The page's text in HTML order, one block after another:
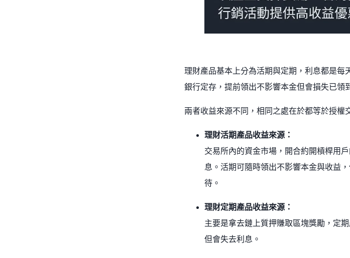
理財產品基本上分為活期與定期，利息都是每
銀行定存，提前領出不影響本金但會損失已領
兩者收益來源不同，相同之處在於都等於授權
理財活期產品收益來源：
交易所內的資金市場，開合約開槓桿用
息。活期可隨時領出不影響本金與收益
待。
理財定期產品收益來源：
主要是拿去鏈上質押賺取區塊獎勵，定
但會失去利息。